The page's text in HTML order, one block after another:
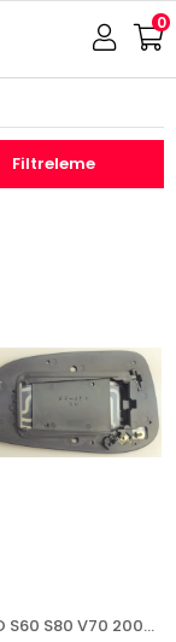
0
Filtreleme
CAM VOLVO S60 S80 V70 2004-2006 ISITMALI SAĞ